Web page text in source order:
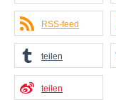
RSS-feed
teilen
teilen